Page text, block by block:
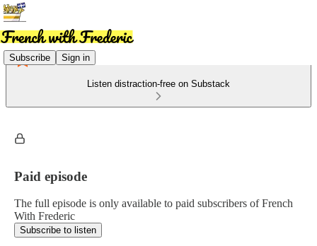
Subscribe Sign in
Listen distraction-free on Substack
Paid episode
The full episode is only available to paid subscribers of French
With Frederic
Subscribe to listen